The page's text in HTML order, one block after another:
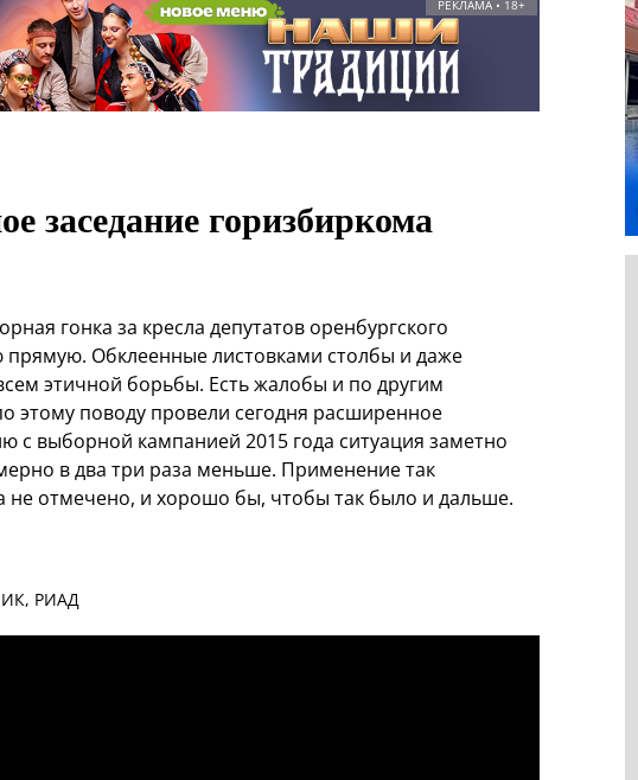
РЕКЛАМА • 18+
заседание горизбиркома
гонка за кресла депутатов оренбургского
Обклеенные листовками столбы и даже
этичной борьбы. Есть жалобы и по другим
этому поводу провели сегодня расширенное
с выборной кампанией 2015 года ситуация заметно
в два три раза меньше. Применение так
не отмечено, и хорошо бы, чтобы так было и дальше.
РИАД